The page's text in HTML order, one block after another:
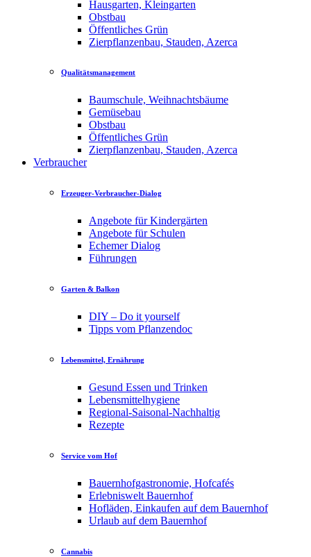
Hausgarten, Kleingarten
Obstbau
Öffentliches Grün
Zierpflanzenbau, Stauden, Azerca
Qualitätsmanagement
Baumschule, Weihnachtsbäume
Gemüsebau
Obstbau
Öffentliches Grün
Zierpflanzenbau, Stauden, Azerca
Verbraucher
Erzeuger-Verbraucher-Dialog
Angebote für Kindergärten
Angebote für Schulen
Echemer Dialog
Führungen
Garten & Balkon
DIY – Do it yourself
Tipps vom Pflanzendoc
Lebensmittel, Ernährung
Gesund Essen und Trinken
Lebensmittelhygiene
Regional-Saisonal-Nachhaltig
Rezepte
Service vom Hof
Bauernhofgastronomie, Hofcafés
Erlebniswelt Bauernhof
Hofläden, Einkaufen auf dem Bauernhof
Urlaub auf dem Bauernhof
Cannabis